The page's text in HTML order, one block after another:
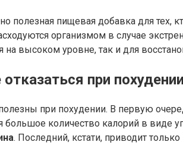
пищевая добавка для тех,
организмом в случае
высоком уровне, так и для
при
полезны при похудении. В первую
большое количество калорий в виде
. Последний, кстати, приводит